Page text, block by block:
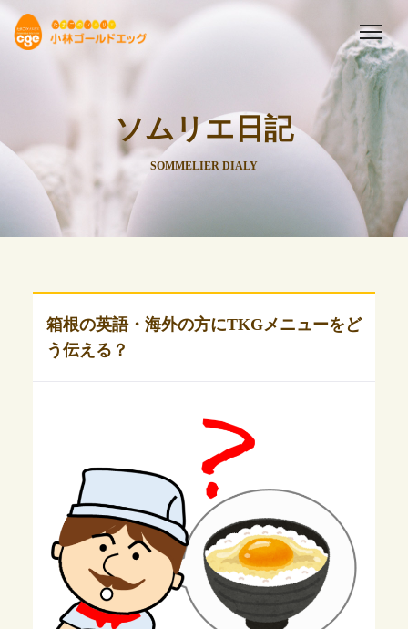
ソムリエ日記
SOMMELIER DIALY
箱根の英語・海外の方にTKGメニューをど
う伝える？